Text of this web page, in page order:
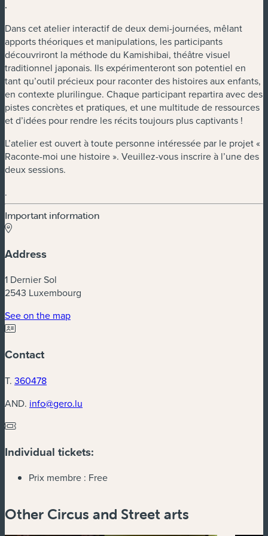
.
Dans cet atelier interactif de deux demi-journées, mêlant
apports théoriques et manipulations, les participants
découvriront la méthode du Kamishibai, théâtre visuel
traditionnel japonais. Ils expérimenteront son potentiel en
tant qu’outil précieux pour raconter des histoires aux enfants,
en contexte plurilingue. Chaque participant repartira avec des
pistes concrètes et pratiques, et une multitude de ressources
et d’idées pour rendre les récits toujours plus captivants !
L’atelier est ouvert à toute personne intéressée par le projet «
Raconte-moi une histoire ». Veuillez-vous inscrire à l’une des
deux sessions.
.
Important information
Address
1 Dernier Sol
2543 Luxembourg
See on the map(new window)
Contact
T. 360478
AND. info@gero.lu
Individual tickets:
Prix membre : Free
Other Circus and Street arts